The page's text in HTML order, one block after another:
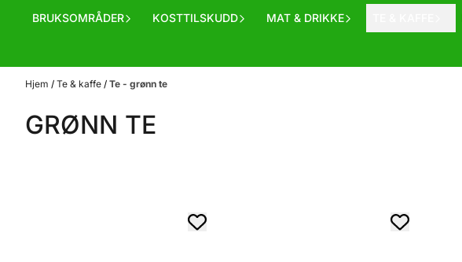
BRUKSOMRÅDER KOSTTILSKUDD MAT & DRIKKE
Hjem / Te & kaffe / Te - grønn te
GRØNN TE